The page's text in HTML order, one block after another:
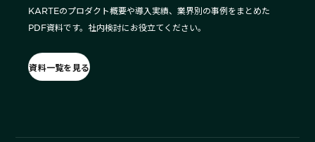
KARTEのプロダクト概要や導入実績、業界別の事例をまとめた
PDF資料です。社内検討にお役立てください。
資料一覧を見る